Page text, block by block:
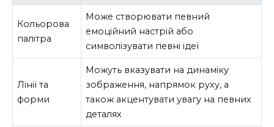
Кольорова
палітра
Може створювати певний
емоційний настрій або
символізувати певні ідеї
Лінії та
форми
Можуть вказувати на динаміку
зображення, напрямок руху, а
також акцентувати увагу на певних
деталях